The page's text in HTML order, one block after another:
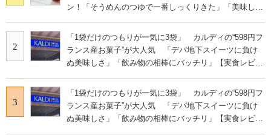
ン！「そうめんのつゆで一番しっくりきた」「美味しす
2
「1袋だけのつもりが一気に3袋」 カルディの“598円フ
ランス産お菓子”が大人気 「デパ地下スイーツに負け
ぬ美味しさ」「飲み物の相棒にバッチリ」【実食レビュ
3
「1袋だけのつもりが一気に3袋」 カルディの“598円フ
ランス産お菓子”が大人気 「デパ地下スイーツに負け
ぬ美味しさ」「飲み物の相棒にバッチリ」【実食レビュ